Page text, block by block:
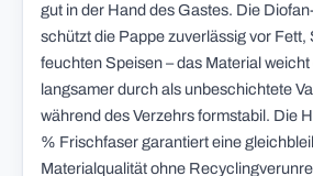
gut in der Hand des Gastes. Die
schützt die Pappe zuverlässig vor Fett,
feuchten Speisen – das Material
langsamer durch als unbeschichtete
während des Verzehrs formstabil. Die
% Frischfaser garantiert eine
Materialqualität ohne